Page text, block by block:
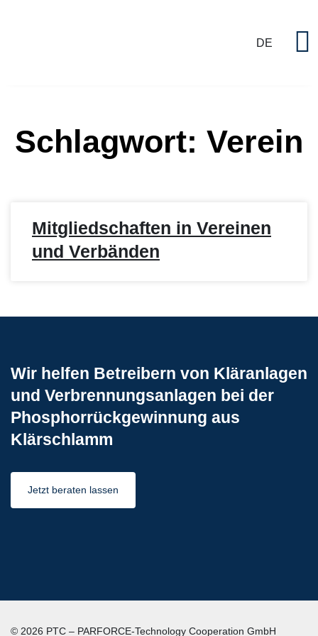
DE
Schlagwort: Verein
Mitgliedschaften in Vereinen
und Verbänden
Wir helfen Betreibern von Kläranlagen
und Verbrennungsanlagen bei der
Phosphorrückgewinnung aus
Klärschlamm
Jetzt beraten lassen
© 2026 PTC – PARFORCE-Technology Cooperation GmbH